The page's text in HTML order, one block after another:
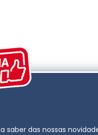
saber das nossas